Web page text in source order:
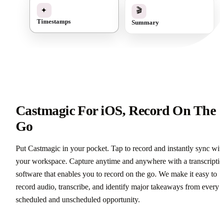
✦
Timestamps
🎬
Summary
Castmagic For iOS, Record On The
Go
Put Castmagic in your pocket. Tap to record and instantly sync
your workspace. Capture anytime and anywhere with a
software that enables you to record on the go. We make it easy to
record audio, transcribe, and identify major takeaways from every
scheduled and unscheduled opportunity.